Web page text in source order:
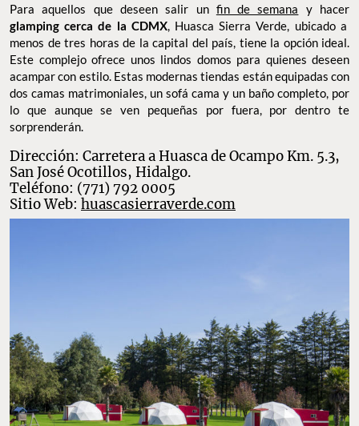
Para aquellos que deseen salir un fin de semana y hacer
glamping cerca de la CDMX, Huasca Sierra Verde, ubicado a
menos de tres horas de la capital del país, tiene la opción ideal.
Este complejo ofrece unos lindos domos para quienes deseen
acampar con estilo. Estas modernas tiendas están equipadas con
dos camas matrimoniales, un sofá cama y un baño completo, por
lo que aunque se ven pequeñas por fuera, por dentro te
sorprenderán.
Dirección: Carretera a Huasca de Ocampo Km. 5.3,
San José Ocotillos, Hidalgo.
Teléfono: (771) 792 0005
Sitio Web: huascasierraverde.com